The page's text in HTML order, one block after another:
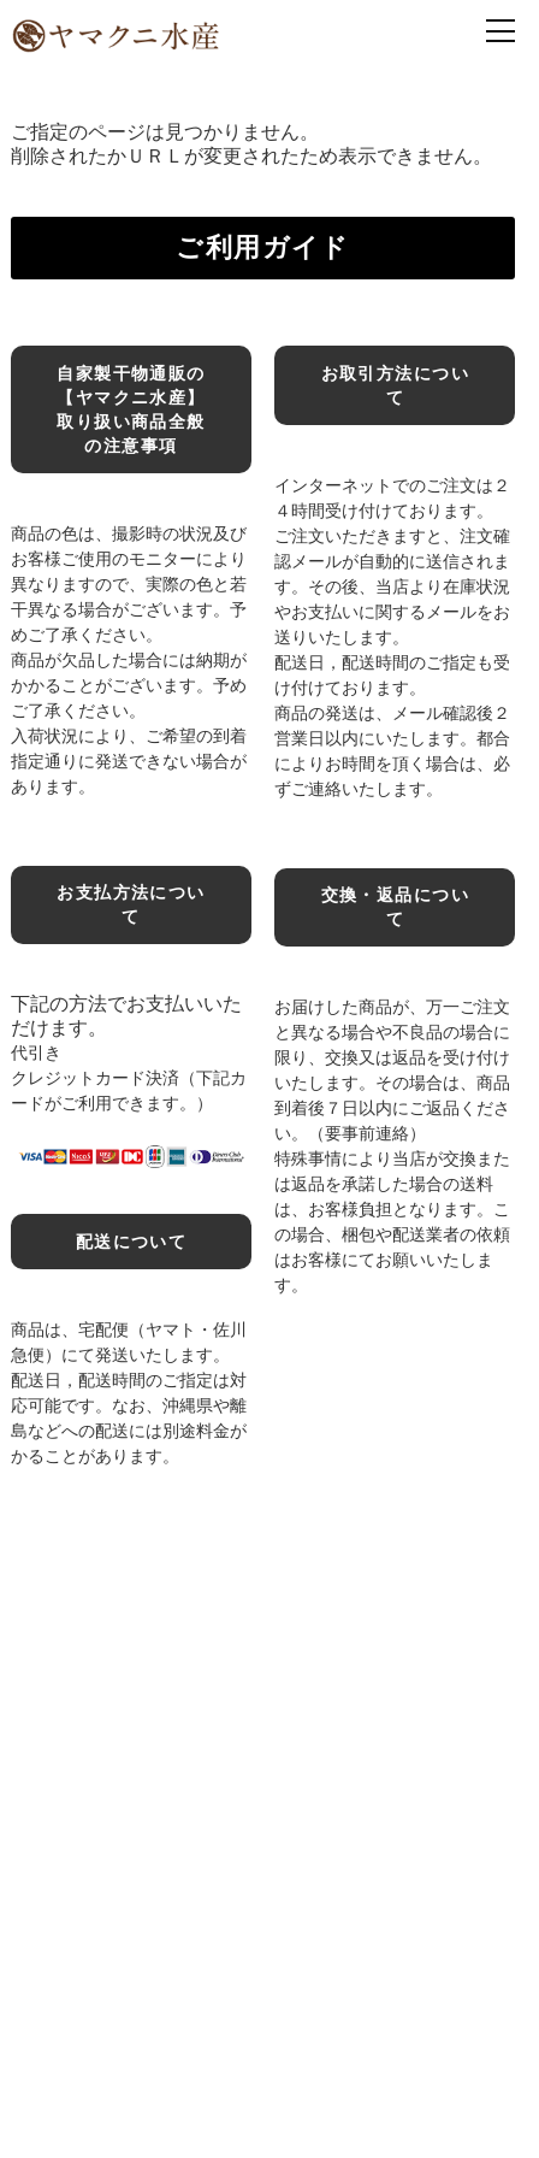
ご指定のページは見つかりません。
削除されたかＵＲＬが変更されたため表示できません。
ご利用ガイド
自家製干物通販の
【ヤマクニ水産】
取り扱い商品全般
の注意事項
商品の色は、撮影時の状況及び
お客様ご使用のモニターにより
異なりますので、実際の色と若
干異なる場合がございます。予
めご了承ください。
商品が欠品した場合には納期が
かかることがございます。予め
ご了承ください。
入荷状況により、ご希望の到着
指定通りに発送できない場合が
あります。
お支払方法につい
て
下記の方法でお支払いいた
だけます。
代引き
クレジットカード決済（下記カ
ードがご利用できます。）
配送について
商品は、宅配便（ヤマト・佐川
急便）にて発送いたします。
配送日，配送時間のご指定は対
応可能です。なお、沖縄県や離
島などへの配送には別途料金が
かることがあります。
お取引方法につい
て
インターネットでのご注文は２
４時間受け付けております。
ご注文いただきますと、注文確
認メールが自動的に送信されま
す。その後、当店より在庫状況
やお支払いに関するメールをお
送りいたします。
配送日，配送時間のご指定も受
け付けております。
商品の発送は、メール確認後２
営業日以内にいたします。都合
によりお時間を頂く場合は、必
ずご連絡いたします。
交換・返品につい
て
お届けした商品が、万一ご注文
と異なる場合や不良品の場合に
限り、交換又は返品を受け付け
いたします。その場合は、商品
到着後７日以内にご返品くださ
い。（要事前連絡）
特殊事情により当店が交換また
は返品を承諾した場合の送料
は、お客様負担となります。こ
の場合、梱包や配送業者の依頼
はお客様にてお願いいたしま
す。